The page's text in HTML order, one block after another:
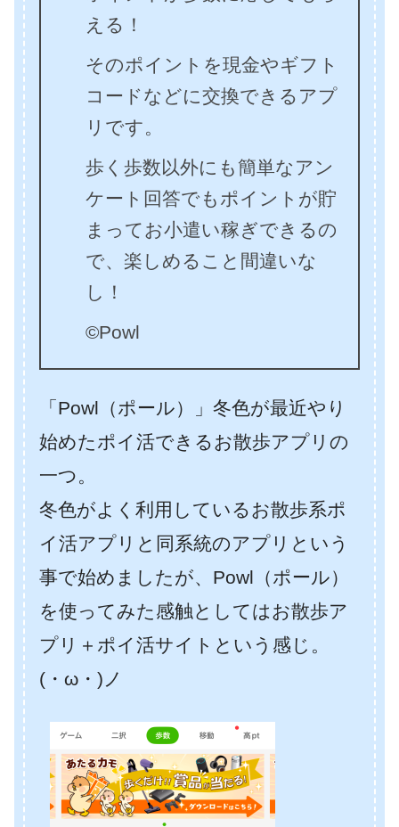
える！
そのポイントを現金やギフト
コードなどに交換できるアプ
リです。
歩く歩数以外にも簡単なアン
ケート回答でもポイントが貯
まってお小遣い稼ぎできるの
で、楽しめること間違いな
し！
©Powl
「Powl（ポール）」冬色が最近やり
始めたポイ活できるお散歩アプリの
一つ。
冬色がよく利用しているお散歩系ポ
イ活アプリと同系統のアプリという
事で始めましたが、Powl（ポール）
を使ってみた感触としてはお散歩ア
プリ＋ポイ活サイトという感じ。
(・ω・)ノ